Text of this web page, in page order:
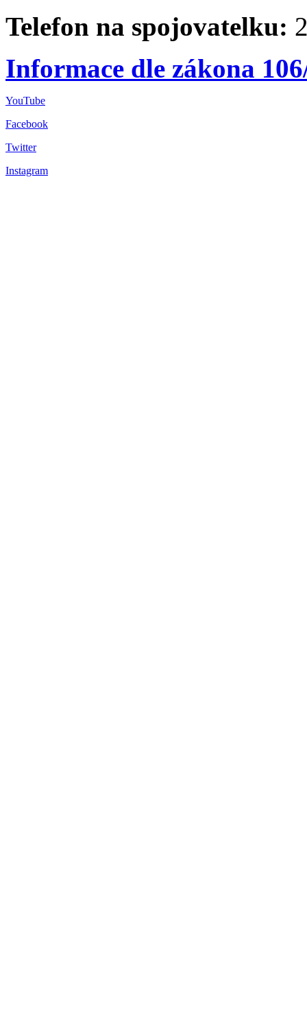
Telefon na spojovatelku:
Informace dle zákona
YouTube
Facebook
Twitter
Instagram